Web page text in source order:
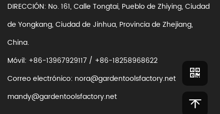
DIRECCIÓN: No. 161, Calle Tongtai, Pueblo de Zhiying, Ciudad
de Yongkang, Ciudad de Jinhua, Provincia de Zhejiang,
China.
Móvil: +86-13967929117 / +86-18258968622
Correo electrónico: nora@gardentoolsfactory.net
mandy@gardentoolsfactory.net